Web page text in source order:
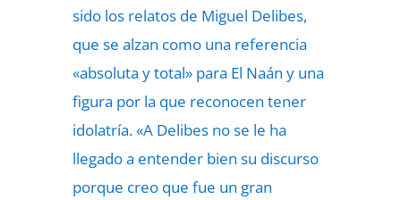
sido los relatos de Miguel Delibes,
que se alzan como una referencia
«absoluta y total» para El Naán y una
figura por la que reconocen tener
idolatría. «A Delibes no se le ha
llegado a entender bien su discurso
porque creo que fue un gran